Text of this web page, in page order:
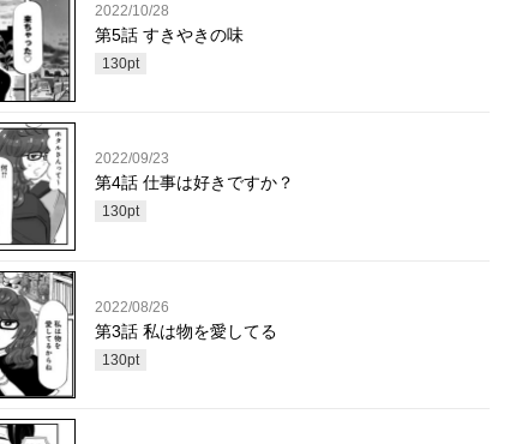
2022/10/28
第5話 すきやきの味
130pt
2022/09/23
第4話 仕事は好きですか？
130pt
2022/08/26
第3話 私は物を愛してる
130pt